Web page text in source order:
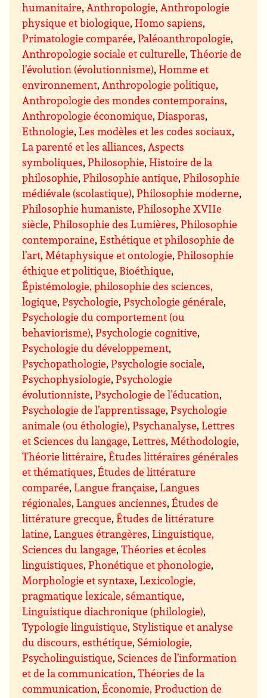
humanitaire, Anthropologie, Anthropologie
physique et biologique,Homo sapiens,
Primatologie comparée,Paléoanthropologie,
Anthropologie sociale et culturelle,Théorie de
l’évolution (évolutionnisme),Homme et
environnement, Anthropologie politique,
Anthropologie des mondes contemporains,
Anthropologie économique,Diasporas,
Ethnologie,Les modèles et les codes sociaux,
La parenté et les alliances, Aspects
symboliques,Philosophie,Histoire de la
philosophie,Philosophie antique,Philosophie
médiévale (scolastique),Philosophie moderne,
Philosophie humaniste,Philosophe XVIIe
siècle,Philosophie des Lumières,Philosophie
contemporaine,Esthétique et philosophie de
l’art, Métaphysique et ontologie,Philosophie
éthique et politique, Bioéthique,
Épistémologie, philosophie des sciences,
logique,Psychologie,Psychologie générale,
Psychologie du comportement (ou
behaviorisme),Psychologie cognitive,
Psychologie du développement,
Psychopathologie,Psychologie sociale,
Psychophysiologie,Psychologie
évolutionniste,Psychologie de l’éducation,
Psychologie de l’apprentissage,Psychologie
animale (ou éthologie),Psychanalyse,Lettres
et Sciences du langage,Lettres, Méthodologie,
Théorie littéraire,Études littéraires générales
et thématiques,Études de littérature
comparée,Langue française,Langues
régionales,Langues anciennes,Études de
littérature grecque,Études de littérature
latine,Langues étrangères,Linguistique,
Sciences du langage,Théories et écoles
linguistiques,Phonétique et phonologie,
Morphologie et syntaxe,Lexicologie,
pragmatique lexicale, sémantique,
Linguistique diachronique (philologie),
Typologie linguistique, Stylistique et analyse
du discours, esthétique, Sémiologie,
Psycholinguistique, Sciences de l’information
et de la communication,Théories de la
communication,Économie, Production de